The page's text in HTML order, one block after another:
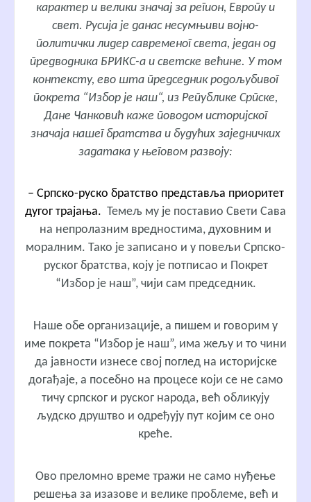
карактер и велики значај за регион, Европу и
свет. Русија је данас несумњиви војно-
политички лидер савременог света, један од
предводника БРИКС-а и светске већине. У том
контексту, ево шта председник родољубивог
покрета “Избор је наш“, из Републике Српске,
Дане Чанковић каже поводом историјског
значаја нашег братства и будућих заједничких
задатака у његовом развоју:
– Српско-руско братство представља приоритет
дугог трајања. Темељ му је поставио Свети Сава
на непролазним вредностима, духовним и
моралним. Тако је записано и у повељи Српско-
руског братства, коју је потписао и Покрет
“Избор је наш”, чији сам председник.
Наше обе организације, а пишем и говорим у
име покрета “Избор је наш”, има жељу и то чини
да јавности изнесе свој поглед на историјске
догађаје, а посебно на процесе који се не само
тичу српског и руског народа, већ обликују
људско друштво и одређују пут којим се оно
креће.
Ово преломно време тражи не само нуђење
решења за изазове и велике проблеме, већ и